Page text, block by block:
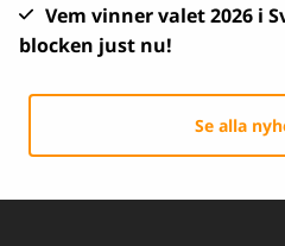
Vem vinner valet 2026 i
blocken just nu!
Se alla